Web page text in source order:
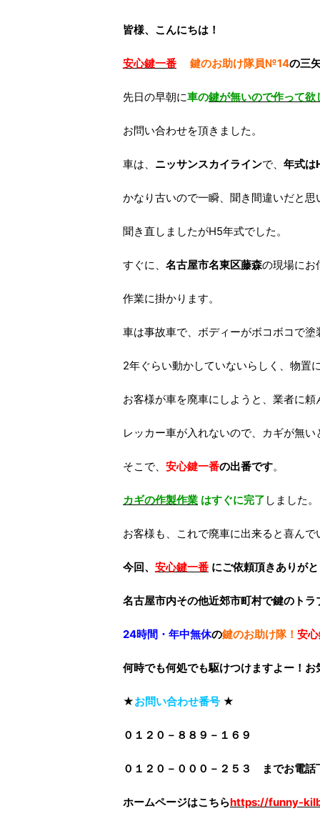
皆様、こんにちは！
安心鍵一番 鍵のお助け隊員№14の三
先日の早朝に車の鍵が無いので作って欲
お問い合わせを頂きました。
車は、 ニッサンスカイラインで、 年式は
かなり古いので一瞬、聞き間違いだと思
聞き直しましたがH5年式でした。
すぐに、 名古屋市名東区藤森の現場にお
作業に掛かります。
車は事故車で、ボディーがボコボコで
2年ぐらい動かしていないらしく、物置
お客様が車を廃車にしようと、業者に
レッカー車が入れないので、カギが無
そこで、 安心鍵一番の出番です。
カギの作製作業 はすぐに完了 しました。
お客様も、これで廃車に出来ると喜んで
今回、 安心鍵一番 にご依頼頂きありが
名古屋市内その他近郊市町村で鍵のトラ
24時間・年中無休の鍵のお助け隊！ 安
何時でも何処でも駆けつけますよー！
★お問い合わせ番号 ★
０１２０－８８９－１６９
０１２０－０００－２５３ までお電話
ホームページはこちらhttps://funny-